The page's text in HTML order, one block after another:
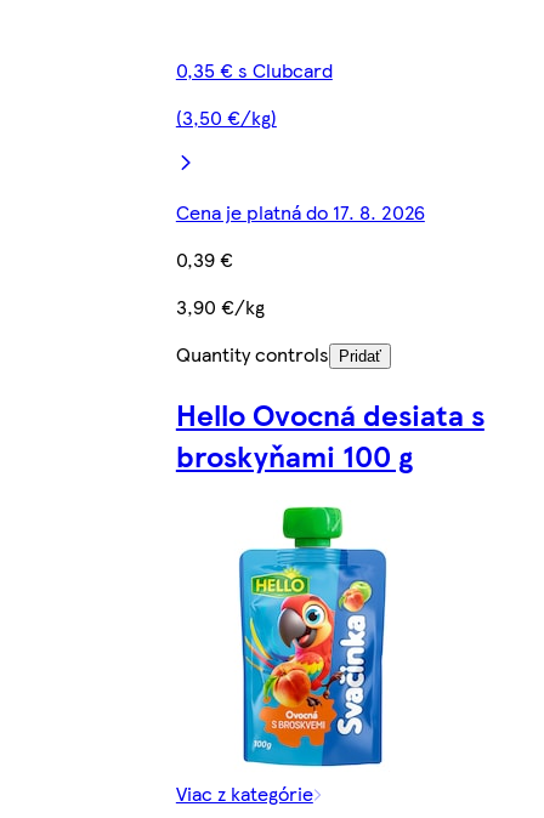
0,35 € s Clubcard
(3,50 €/kg)
Cena je platná do 17. 8. 2026
0,39 €
3,90 €/kg
Quantity controls
Pridať
Hello Ovocná desiata s
broskyňami 100 g
Viac z kategórie